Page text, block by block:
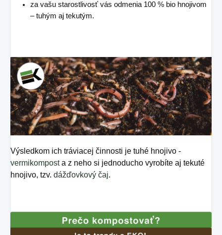
za vašu starostlivosť vás odmenia 100 % bio hnojivom
– tuhým aj tekutým.
Výsledkom ich tráviacej činnosti je tuhé hnojivo -
vermikomposta z neho si jednoducho vyrobíte aj tekuté
hnojivo, tzv. dážďovkový čaj.